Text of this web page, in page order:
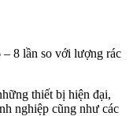
– 8 lần so với lượng rác
thiết bị hiện đại,
nghiệp cũng như các